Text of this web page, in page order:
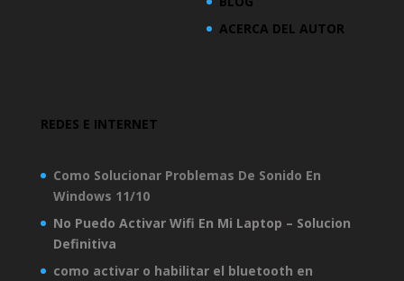
ACERCA DEL AUTOR
REDES E INTERNET
Como Solucionar Problemas De Sonido En
Windows 11/10
No Puedo Activar Wifi En Mi Laptop – Solucion
Definitiva
como activar o habilitar el bluetooth en